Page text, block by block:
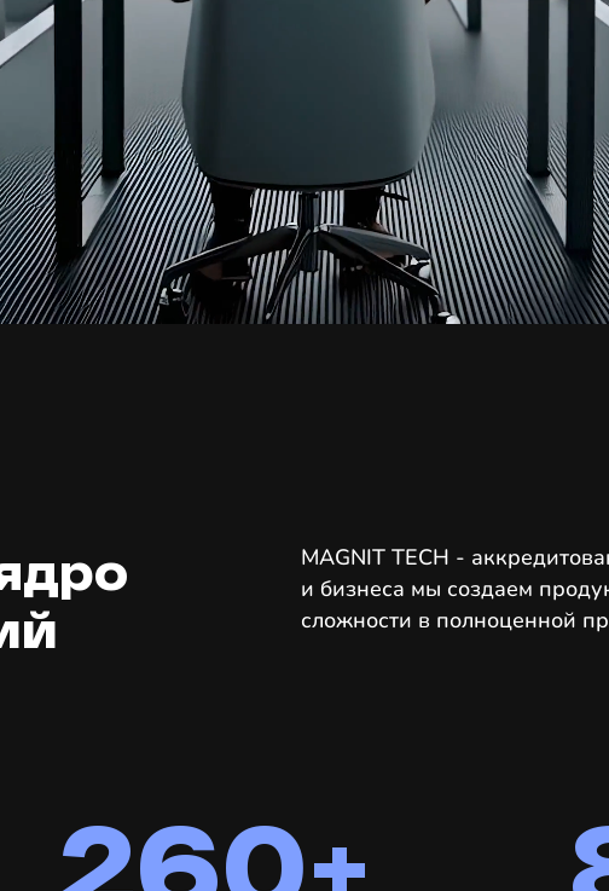
MAGNIT TECH -
и бизнеса мы создаем
сложности в полноценной
260+